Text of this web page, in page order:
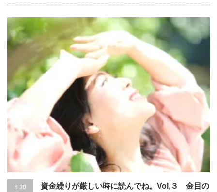
8.30
資金繰りが厳しい時に読んでね。Vol,３ 金目の